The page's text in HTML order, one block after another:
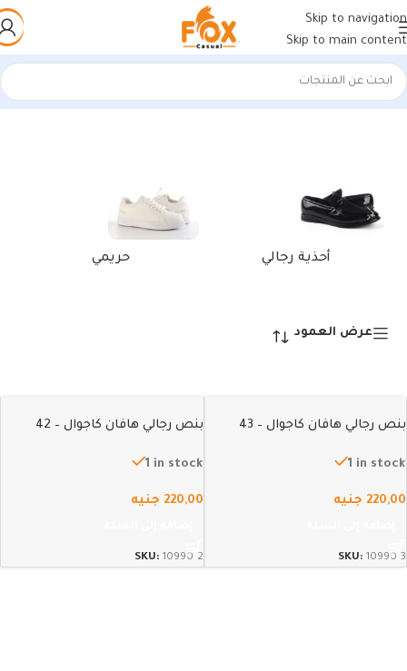
Skip to navigation
Skip to main content
الرئيسية/منتجات تحت الوسم “احذية بنص رجالى”عرض ⁦2⁩ من كل النتائج
أحذية رجالي حريمي
عرض العمود
بنص رجالي هافان كاجوال – 43
1 in stock
220,00 جنيه
SKU: 10990-3
بنص رجالي هافان كاجوال – 42
1 in stock
220,00 جنيه
SKU: 10990-2